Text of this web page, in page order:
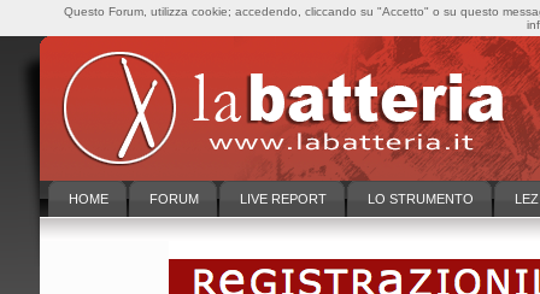
HOME FORUM LIVE REPORT LO STRUMENTO
Questo Forum, utilizza cookie; accedendo, cliccando su "Accetto" o su questo